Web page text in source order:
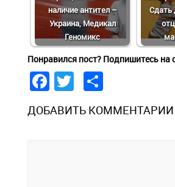
наличие антител –
Украина, Медикал
Геномикс
Сдать
Понравился пост? Подпишитесь на
Facebook
Twitter
ДОБАВИТЬ КОММЕНТАРИИ